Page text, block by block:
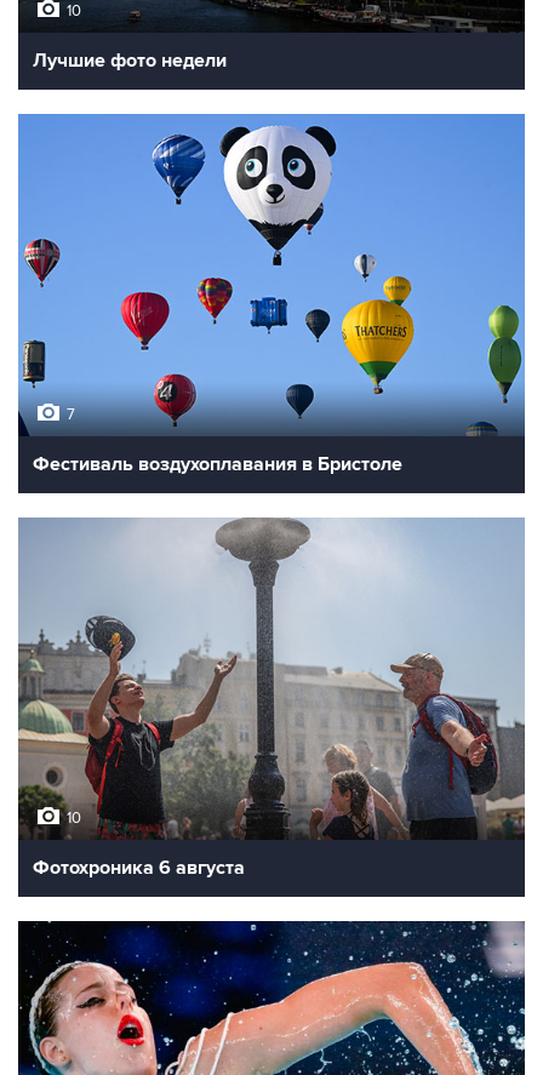
10
Лучшие фото недели
7
Фестиваль воздухоплавания в Бристоле
10
Фотохроника 6 августа